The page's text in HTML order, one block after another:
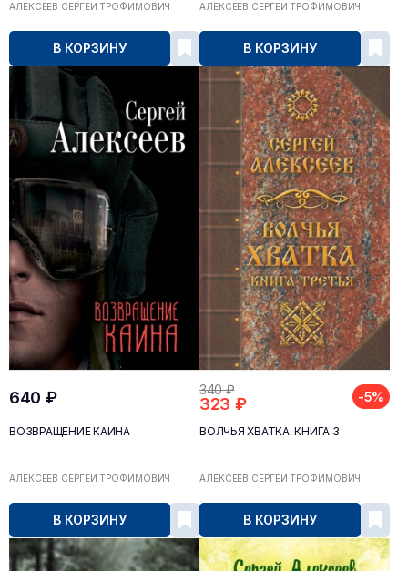
АЛЕКСЕЕВ СЕРГЕЙ ТРОФИМОВИЧ
В КОРЗИНУ
АЛЕКСЕЕВ СЕРГЕЙ ТРОФИМОВИЧ
В КОРЗИНУ
640 ₽
ВОЗВРАЩЕНИЕ КАИНА
АЛЕКСЕЕВ СЕРГЕЙ ТРОФИМОВИЧ
В КОРЗИНУ
340 ₽
323 ₽ -5%
ВОЛЧЬЯ ХВАТКА. КНИГА 3
АЛЕКСЕЕВ СЕРГЕЙ ТРОФИМОВИЧ
В КОРЗИНУ